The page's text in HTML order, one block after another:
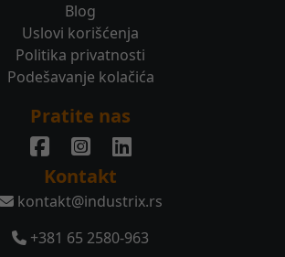
Blog
Uslovi korišćenja
Politika privatnosti
Podešavanje kolačića
Pratite nas
Kontakt
kontakt@industrix.rs
+381 65 2580-963